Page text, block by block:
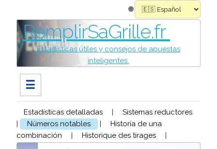
🌐
RemplirSaGrille.fr
Estadísticas útiles y consejos de apuestas
inteligentes.
☰
Estadísticas detalladas |
Sistemas reductores
|
Números notables |
Historia de una
combinación
| Historique des tirages |